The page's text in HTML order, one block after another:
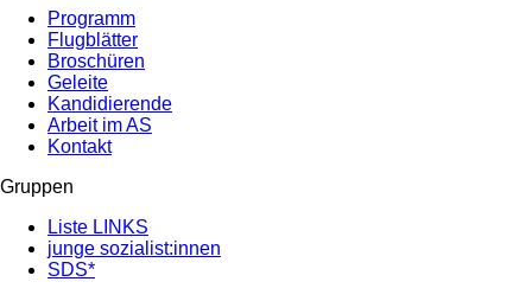
Programm
Flugblätter
Broschüren
Geleite
Kandidierende
Arbeit im AS
Kontakt
Gruppen
Liste LINKS
junge sozialist:innen
SDS*